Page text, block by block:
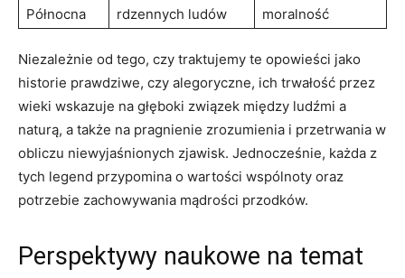
Północna
rdzennych ludów
moralność
Niezależnie od tego, czy traktujemy⁤ te ⁣opowieści jako
historie prawdziwe, czy alegoryczne, ich trwałość przez
wieki​ wskazuje‌ na głęboki związek ⁢między ludźmi a
naturą,​ a także na pragnienie zrozumienia i przetrwania​ w
obliczu niewyjaśnionych zjawisk. Jednocześnie, każda z
tych legend przypomina o wartości wspólnoty oraz
potrzebie ​zachowywania ⁣mądrości⁣ przodków.
Perspektywy naukowe⁤ na temat